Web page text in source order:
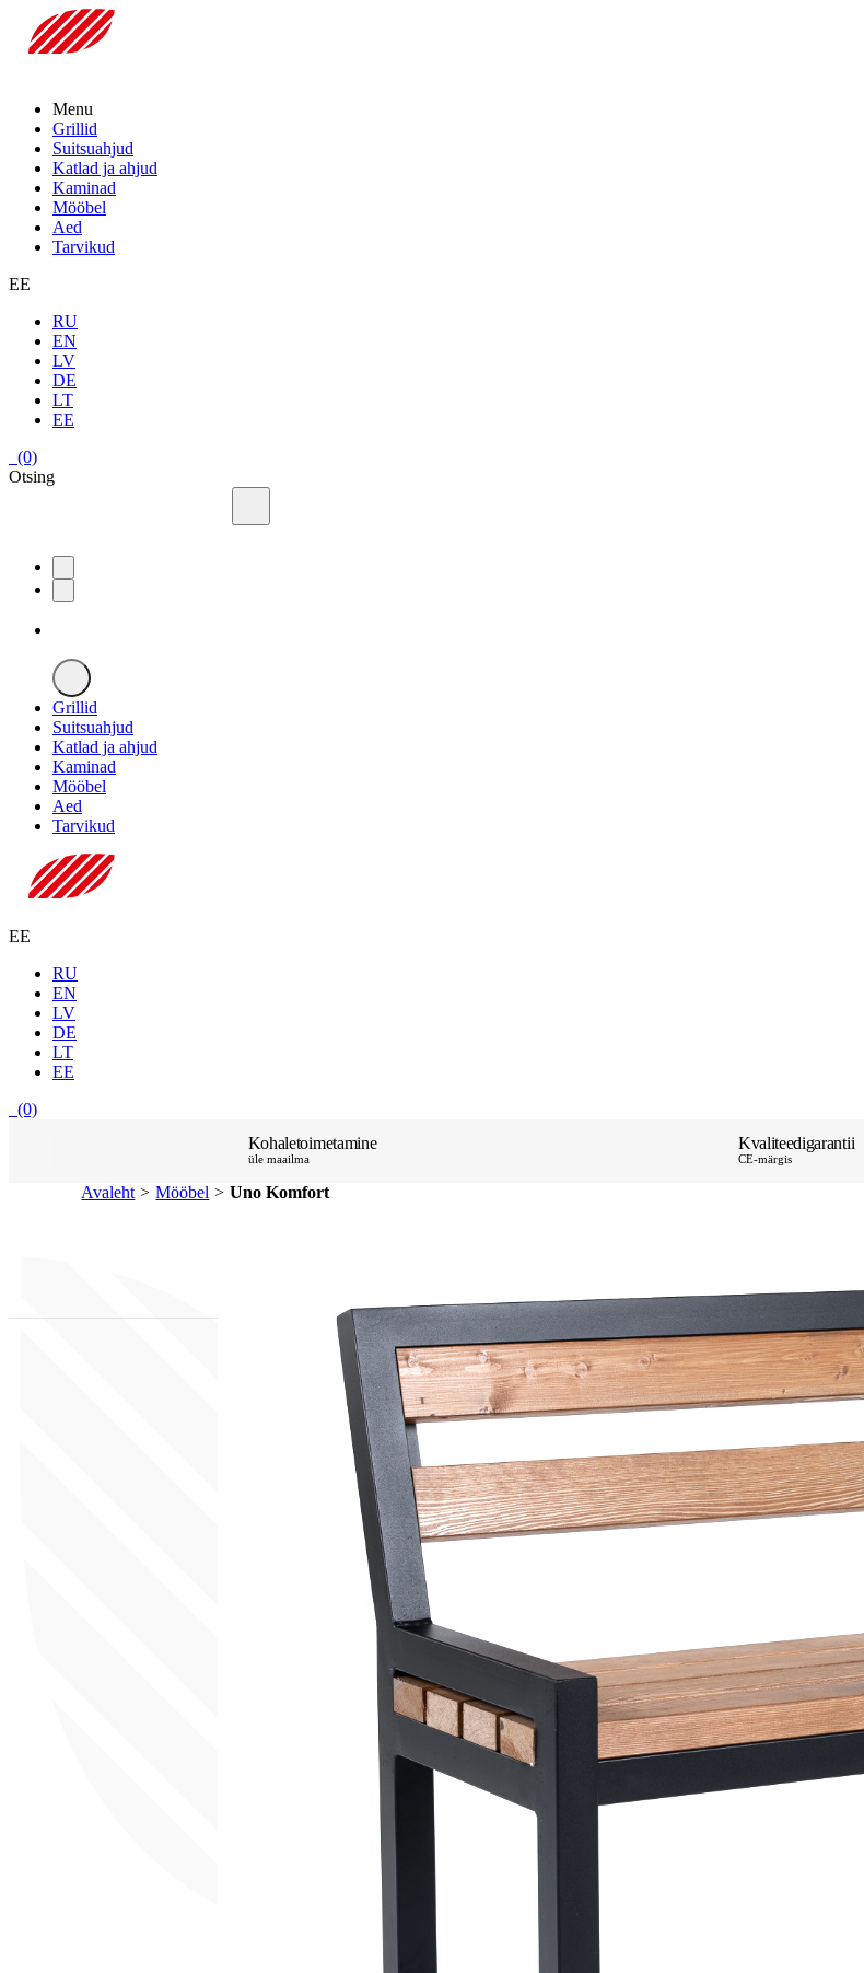
Menu
Grillid
Suitsuahjud
Katlad ja ahjud
Kaminad
Mööbel
Aed
Tarvikud
EE
RU
EN
LV
DE
LT
EE
(0)
Otsing
Grillid
Suitsuahjud
Katlad ja ahjud
Kaminad
Mööbel
Aed
Tarvikud
EE
RU
EN
LV
DE
LT
EE
(0)
Kohaletoimetamine
üle maailma
Kvaliteedigarantii
CE-märgis
Avaleht > Mööbel > Uno Komfort